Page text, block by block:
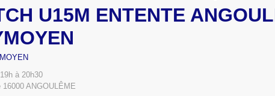
U15M ENTENTE
à 20h30
16000 ANGOULÊME